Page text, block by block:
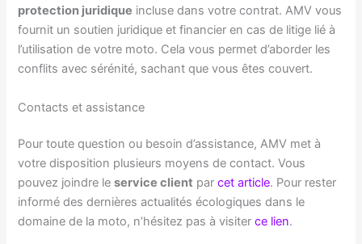
protection juridique incluse dans votre contrat. AMV vous
fournit un soutien juridique et financier en cas de litige lié à
l’utilisation de votre moto. Cela vous permet d’aborder les
conflits avec sérénité, sachant que vous êtes couvert.
Contacts et assistance
Pour toute question ou besoin d’assistance, AMV met à
votre disposition plusieurs moyens de contact. Vous
pouvez joindre leservice client parcet article. Pour rester
informé des dernières actualités écologiques dans le
domaine de la moto, n’hésitez pas à visiterce lien.